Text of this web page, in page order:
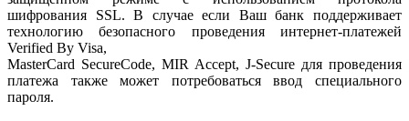
шифрования SSL. В случае если Ваш банк поддерживает
технологию безопасного проведения интернет-платежей
Verified By Visa,
MasterCard SecureCode, MIR Accept, J-Secure для проведения
платежа также может потребоваться ввод специального
пароля.